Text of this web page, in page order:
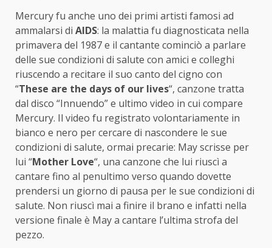
Mercury fu anche uno dei primi artisti famosi ad
ammalarsi di AIDS: la malattia fu diagnosticata nella
primavera del 1987 e il cantante cominciò a parlare
delle sue condizioni di salute con amici e colleghi
riuscendo a recitare il suo canto del cigno con
“These are the days of our lives“, canzone tratta
dal disco “Innuendo” e ultimo video in cui compare
Mercury. Il video fu registrato volontariamente in
bianco e nero per cercare di nascondere le sue
condizioni di salute, ormai precarie: May scrisse per
lui “Mother Love“, una canzone che lui riuscì a
cantare fino al penultimo verso quando dovette
prendersi un giorno di pausa per le sue condizioni di
salute. Non riuscì mai a finire il brano e infatti nella
versione finale è May a cantare l’ultima strofa del
pezzo.